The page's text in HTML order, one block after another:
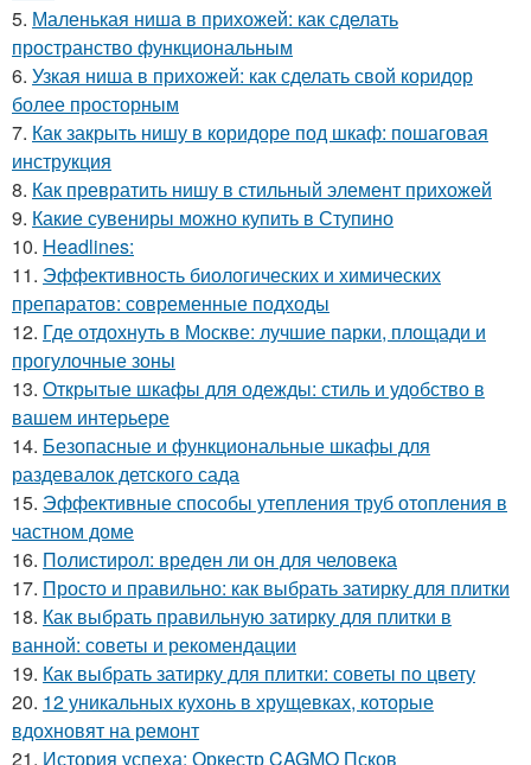
5. Маленькая ниша в прихожей: как сделать
пространство функциональным
6. Узкая ниша в прихожей: как сделать свой коридор
более просторным
7. Как закрыть нишу в коридоре под шкаф: пошаговая
инструкция
8. Как превратить нишу в стильный элемент прихожей
9. Какие сувениры можно купить в Ступино
10. Headlines:
11. Эффективность биологических и химических
препаратов: современные подходы
12. Где отдохнуть в Москве: лучшие парки, площади и
прогулочные зоны
13. Открытые шкафы для одежды: стиль и удобство в
вашем интерьере
14. Безопасные и функциональные шкафы для
раздевалок детского сада
15. Эффективные способы утепления труб отопления в
частном доме
16. Полистирол: вреден ли он для человека
17. Просто и правильно: как выбрать затирку для плитки
18. Как выбрать правильную затирку для плитки в
ванной: советы и рекомендации
19. Как выбрать затирку для плитки: советы по цвету
20. 12 уникальных кухонь в хрущевках, которые
вдохновят на ремонт
21. История успеха: Оркестр CAGMO Псков